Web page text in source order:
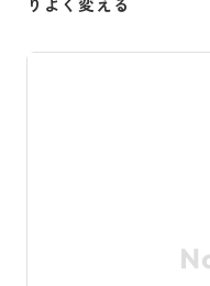
りよく変える